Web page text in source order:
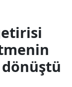
dönüştü